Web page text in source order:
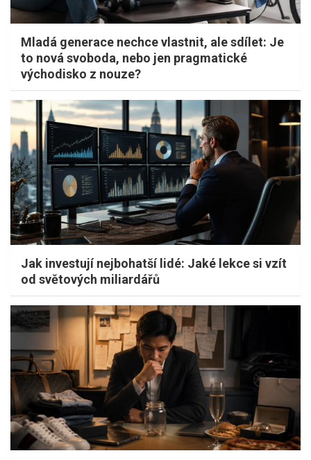
Mladá generace nechce vlastnit, ale sdílet: Je
to nová svoboda, nebo jen pragmatické
východisko z nouze?
Jak investují nejbohatší lidé: Jaké lekce si vzít
od světových miliardářů